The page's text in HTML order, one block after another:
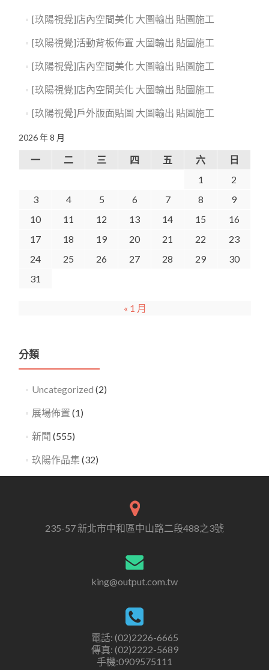
[玖陽視覺]店內空間美化 大圖輸出 貼圖施工
[玖陽視覺]活動背板佈置 大圖輸出 貼圖施工
[玖陽視覺]店內空間美化 大圖輸出 貼圖施工
[玖陽視覺]店內空間美化 大圖輸出 貼圖施工
[玖陽視覺]戶外版面貼圖 大圖輸出 貼圖施工
2026 年 8 月
一 二 三 四 五 六
日
1
2
3
4 5 6 7 8
9
10
11 12 13 14 15
16
17
18 19 20 21 22
23
24
25 26 27 28 29
30
31
« 1 月
分類
Uncategorized (2)
展場佈置 (1)
新聞 (555)
玖陽作品集 (32)
235-57 新北市中和區中山路二段488之3號
king@output.com.tw
電話: (02)2226-6665
傳真: (02)2222-5689
手機:0909575111